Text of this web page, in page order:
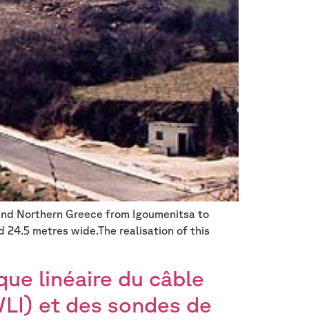
Northern Greece from Igoumenitsa to
24.5 metres wide.The realisation of this
linéaire du câble
et des sondes de